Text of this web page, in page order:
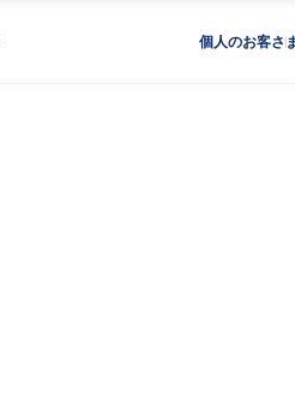
個人のお客さ